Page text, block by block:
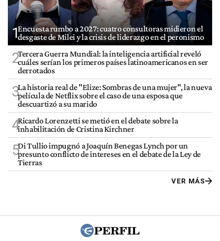
1Encuesta rumbo a 2027: cuatro consultoras midieron el
desgaste de Milei y la crisis de liderazgo en el peronismo
2Tercera Guerra Mundial: la inteligencia artificial reveló
cuáles serían los primeros países latinoamericanos en ser
derrotados
3La historia real de "Elize: Sombras de una mujer", la nueva
película de Netflix sobre el caso de una esposa que
descuartizó a su marido
4Ricardo Lorenzetti se metió en el debate sobre la
inhabilitación de Cristina Kirchner
5Di Tullio impugnó a Joaquín Benegas Lynch por un
presunto conflicto de intereses en el debate de la Ley de
Tierras
VER MÁS